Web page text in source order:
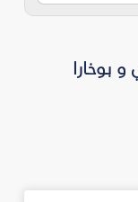
بوخارا